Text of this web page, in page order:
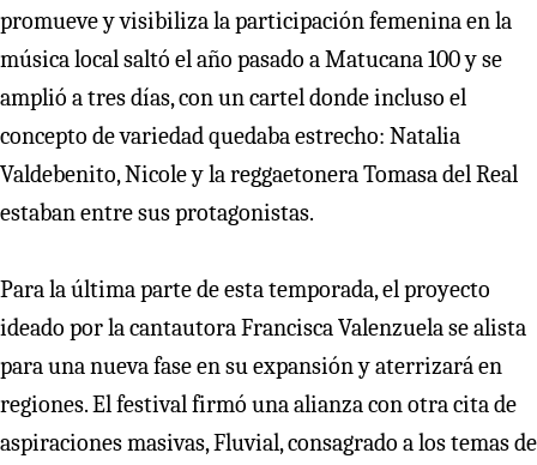
promueve y visibiliza la participación femenina en la
música local saltó el año pasado a Matucana 100 y se
amplió a tres días, con un cartel donde incluso el
concepto de variedad quedaba estrecho: Natalia
Valdebenito, Nicole y la reggaetonera Tomasa del Real
estaban entre sus protagonistas.
Para la última parte de esta temporada, el proyecto
ideado por la cantautora Francisca Valenzuela se alista
para una nueva fase en su expansión y aterrizará en
regiones. El festival firmó una alianza con otra cita de
aspiraciones masivas, Fluvial, consagrado a los temas de